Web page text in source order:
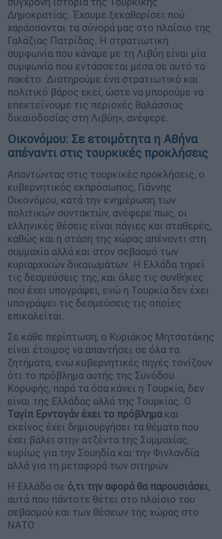
Δημοκρατίας. Έχουμε ξεκαθαρίσει πού
χαράσσονται τα σύνορά μας στο πλαίσιο της
Γαλάζιας Πατρίδας. Η στρατιωτική
συμφωνία που κάναμε με τη Λιβύη είναι μία
συμφωνία που εντάσσεται μέσα σε αυτό το
πακέτο. Διατηρούμε ένα στρατιωτικό και
πολιτικό βάρος εκεί, ώστε να μπορούμε να
επεκτείνουμε τις περιοχές θαλάσσιας
δικαιοδοσίας στη Λιβύη», ανέφερε.
Οικονόμου: Σε ετοιμότητα η Αθήνα
απέναντι στις τουρκικές προκλήσεις
Απαντώντας στις τουρκικές προκλήσεις, ο
κυβερνητικός εκπρόσωπος, Γιάννης
Οικονόμου, κατά την ενημέρωση των
πολιτικών συντακτών, ανέφερε πως, οι
ελληνικές θέσεις είναι πάγιες και σταθερές,
καθώς και η στάση της χώρας απέναντι στη
συμμαχία αλλά και στον σεβασμό των
κυριαρχικών δικαιωμάτων. Η Ελλάδα τηρεί
τις δεσμεύσεις της, και όλες τις συνθήκες
που έχει υπογράψει, ενώ η Τουρκία δεν έχει
υπογράψει τις δεσμεύσεις τις οποίες
επικαλείται.
Σε κάθε περίπτωση, ο Κυριάκος Μητσοτάκης
είναι έτοιμος να απαντήσει σε όλα τα
ζητήματα, ενώ κυβερνητικές πηγές τονίζουν
ότι το πρόβλημα αυτής της Συνόδου
Κορυφής, παρά τα όσα κάνει η Τουρκία, δεν
είναι της Ελλάδας αλλά της Τουρκίας. Ο
Ταγίπ Ερντογάν έχει το πρόβλημακαι
εκείνος έχει δημιουργήσει τα θέματα που
έχει βάλει στην ατζέντα της Συμμαχίας,
κυρίως για την Σουηδία και την Φινλανδία
αλλά για τη μεταφορά των σιτηρών.
Η Ελλάδα σε ό,τι την αφορά θα παρουσιάσει,
αυτά που πάντοτε θέτει στο πλαίσιο του
σεβασμού και των θέσεων της χώρας στο
ΝΑΤΟ.